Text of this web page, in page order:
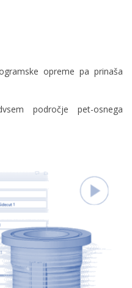
opreme pa prinaša
področje pet-osnega